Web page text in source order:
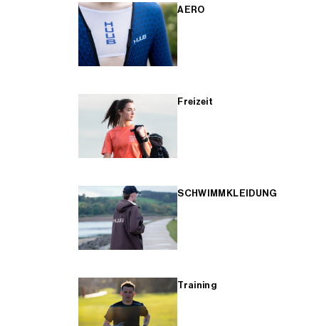
AERO
Freizeit
SCHWIMMKLEIDUNG
Training